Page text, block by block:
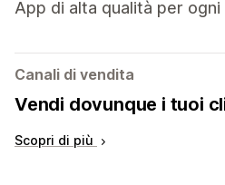
App di alta qualità per
Canali di vendita
Vendi dovunque i tuoi
Scopri di più